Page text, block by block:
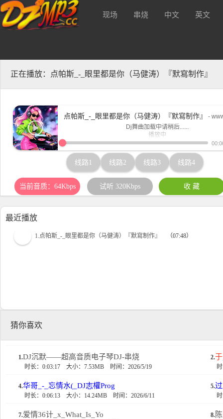
现场 串烧 中文 英文
正在播放：点帕斯_-_眼里都是你（马健涛）『默寫制作』
点帕斯_-_眼里都是你（马健涛）『默寫制作』
-
Dj舞曲加载中请稍后......
播放中
www.djmp3.cc
线路1 线路2 线路3 线路4
当前音质：64Kbps 试听 320Kbps 收 藏
最近播放
1.点帕斯_-_眼里都是你（马健涛）『默寫制作』 （07:48）
猜你喜欢
1.DJ沉默——超高音质电子琴DJ-串烧
时长：0:03:17 大小：7.53MB 时间：2026/5/19
2.
4.华哥_-_忘情水(_DJ志權Prog
时长：0:06:13 大小：14.24MB 时间：2026/6/11
5.
7.爱情36计_x_What_Is_Yo 8.